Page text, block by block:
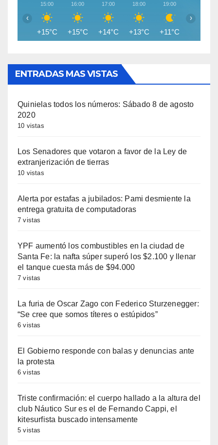
15:00
+15°C
16:00
+15°C
17:00
+14°C
18:00
+13°C
19:00
+11°C
‹ ›
ENTRADAS MAS VISTAS
Quinielas todos los números: Sábado 8 de agosto
2020
10 vistas
Los Senadores que votaron a favor de la Ley de
extranjerización de tierras
10 vistas
Alerta por estafas a jubilados: Pami desmiente la
entrega gratuita de computadoras
7 vistas
YPF aumentó los combustibles en la ciudad de
Santa Fe: la nafta súper superó los $2.100 y llenar
el tanque cuesta más de $94.000
7 vistas
La furia de Oscar Zago con Federico Sturzenegger:
“Se cree que somos títeres o estúpidos”
6 vistas
El Gobierno responde con balas y denuncias ante
la protesta
6 vistas
Triste confirmación: el cuerpo hallado a la altura del
club Náutico Sur es el de Fernando Cappi, el
kitesurfista buscado intensamente
5 vistas